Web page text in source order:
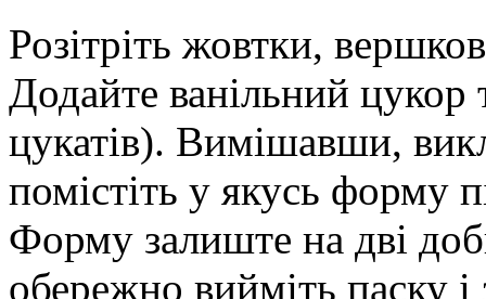
Розітріть жовтки,
Додайте ванільний цукор
цукатів). Вимішавши,
помістіть у якусь форму
Форму залиште на дві
обережно вийміть паску і